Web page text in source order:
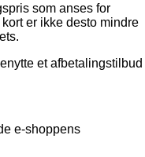
som anses for
er ikke desto mindre
et afbetalingstilbud
e-shoppens